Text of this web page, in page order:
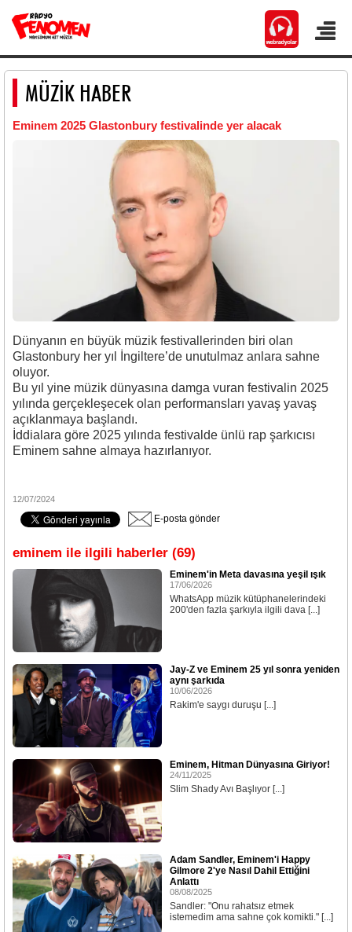
MÜZİK HABER
Eminem 2025 Glastonbury festivalinde yer alacak
Dünyanın en büyük müzik festivallerinden biri olan
Glastonbury her yıl İngiltere’de unutulmaz anlara sahne
oluyor.
Bu yıl yine müzik dünyasına damga vuran festivalin 2025
yılında gerçekleşecek olan performansları yavaş yavaş
açıklanmaya başlandı.
İddialara göre 2025 yılında festivalde ünlü rap şarkıcısı
Eminem sahne almaya hazırlanıyor.
12/07/2024
E-posta gönder
eminem ile ilgili haberler (69)
Eminem'in Meta davasına yeşil ışık
17/06/2026
WhatsApp müzik kütüphanelerindeki
200'den fazla şarkıyla ilgili dava [...]
Jay-Z ve Eminem 25 yıl sonra yeniden
aynı şarkıda
10/06/2026
Rakim'e saygı duruşu [...]
Eminem, Hitman Dünyasına Giriyor!
24/11/2025
Slim Shady Avı Başlıyor [...]
Adam Sandler, Eminem'i Happy
Gilmore 2'ye Nasıl Dahil Ettiğini
Anlattı
08/08/2025
Sandler: "Onu rahatsız etmek
istemedim ama sahne çok komikti." [...]